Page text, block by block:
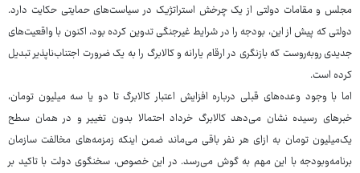
مجلس و مقامات دولتی از یک چرخش استراتژیک در سیاست‌های حمایتی حکایت دارد.
دولتی که پیش از این، بودجه را در شرایط غیرجنگی تدوین کرده بود، اکنون با واقعیت‌های
جدیدی روبه‌روست که بازنگری در ارقام یارانه و کالابرگ را به یک ضرورت اجتناب‌ناپذیر تبدیل
کرده است.
اما با وجود وعده‌های قبلی درباره افزایش اعتبار کالابرگ تا دو یا سه میلیون تومان،
خبرهای رسیده نشان می‌دهد کالابرگ خرداد احتمالا بدون تغییر و در همان سطح
یک‌میلیون تومان به ازای هر نفر باقی می‌ماند ضمن اینکه زمزمه‌های مخالفت سازمان
برنامه‌وبودجه با این مهم به گوش می‌رسد. در این خصوص، سخنگوی دولت با تاکید بر